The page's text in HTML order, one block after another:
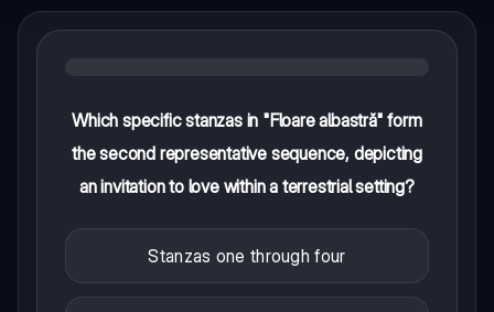
Which specific stanzas in "Floare albastră" form
the second representative sequence, depicting
an invitation to love within a terrestrial setting?
Stanzas one through four